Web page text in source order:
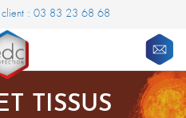
client : 03 83 23 68 68
TISSUS